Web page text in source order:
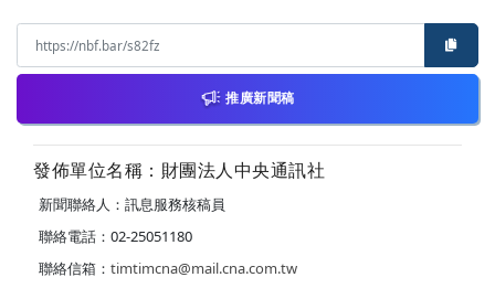
推廣新聞稿
發佈單位名稱：財團法人中央通訊社
新聞聯絡人：訊息服務核稿員
聯絡電話：02-25051180
聯絡信箱： timtimcna@mail.cna.com.tw